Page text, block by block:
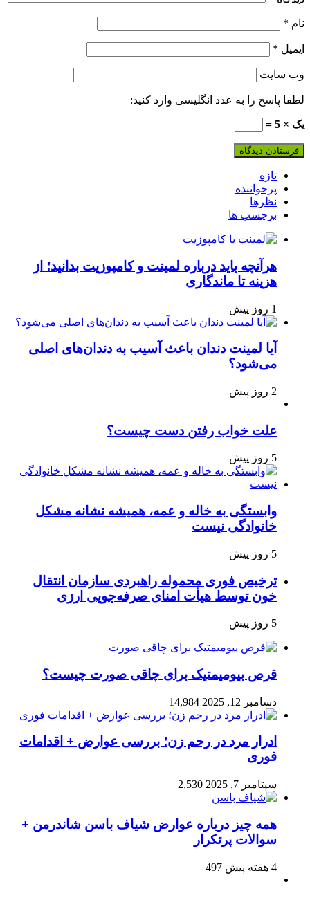
نام *
ایمیل *
وب‌ سایت
لطفا پاسخ را به عدد انگلیسی وارد کنید:
یک × 5 =
تازه
پرخواننده
نظرها
برچسب ها
هرآنچه باید درباره لمینت و کامپوزیت بدانید؛ از
هزینه تا ماندگاری
1 روز پیش
آیا لمینت دندان باعث آسیب به دندان‌های اصلی
می‌شود؟
2 روز پیش
علت خواب رفتن دست چیست؟
5 روز پیش
وابستگی به خاله و عمه، همیشه نشانه مشکل
خانوادگی نیست
5 روز پیش
ترخیص فوری محموله راهبردی سازمان انتقال
خون توسط هیأت امنای صرفه‌جویی ارزی
5 روز پیش
قرص بیومیمتیک برای چاقی صورت چیست؟
دسامبر 12, 2025 14,984
ادرار مرد در رحم زن؛ بررسی عوارض + اقدامات
فوری
سپتامبر 7, 2025 2,530
همه چیز درباره عوارض شیاف باسن شاندرمن +
سوالات پرتکرار
4 هفته پیش 497